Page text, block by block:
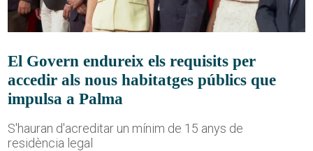
El Govern endureix els requisits per
accedir als nous habitatges públics que
impulsa a Palma
S'hauran d'acreditar un mínim de 15 anys de
residència legal